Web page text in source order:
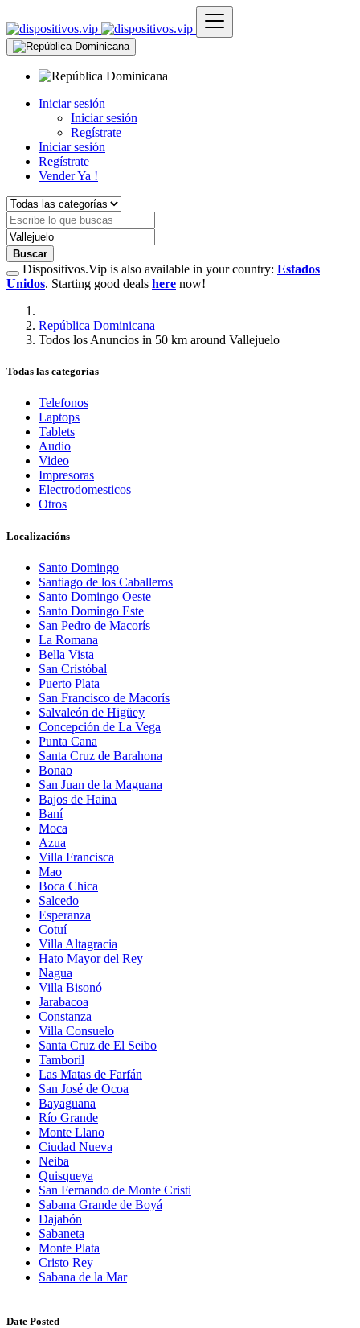
Iniciar sesión
Iniciar sesión
Regístrate
Iniciar sesión
Regístrate
Vender Ya !
Buscar
Dispositivos.Vip is also available in your country: Estados
Unidos. Starting good deals here now!
República Dominicana
Todos los Anuncios in 50 km around Vallejuelo
Todas las categorías
Telefonos
Laptops
Tablets
Audio
Video
Impresoras
Electrodomesticos
Otros
Localizacións
Santo Domingo
Santiago de los Caballeros
Santo Domingo Oeste
Santo Domingo Este
San Pedro de Macorís
La Romana
Bella Vista
San Cristóbal
Puerto Plata
San Francisco de Macorís
Salvaleón de Higüey
Concepción de La Vega
Punta Cana
Santa Cruz de Barahona
Bonao
San Juan de la Maguana
Bajos de Haina
Baní
Moca
Azua
Villa Francisca
Mao
Boca Chica
Salcedo
Esperanza
Cotuí
Villa Altagracia
Hato Mayor del Rey
Nagua
Villa Bisonó
Jarabacoa
Constanza
Villa Consuelo
Santa Cruz de El Seibo
Tamboril
Las Matas de Farfán
San José de Ocoa
Bayaguana
Río Grande
Monte Llano
Ciudad Nueva
Neiba
Quisqueya
San Fernando de Monte Cristi
Sabana Grande de Boyá
Dajabón
Sabaneta
Monte Plata
Cristo Rey
Sabana de la Mar
Date Posted